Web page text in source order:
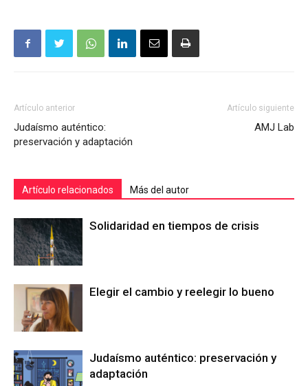
Artículo anterior
Judaísmo auténtico:
preservación y adaptación
Artículo siguiente
AMJ Lab
Artículo relacionados Más del autor
Solidaridad en tiempos de crisis
Elegir el cambio y reelegir lo bueno
Judaísmo auténtico: preservación y
adaptación